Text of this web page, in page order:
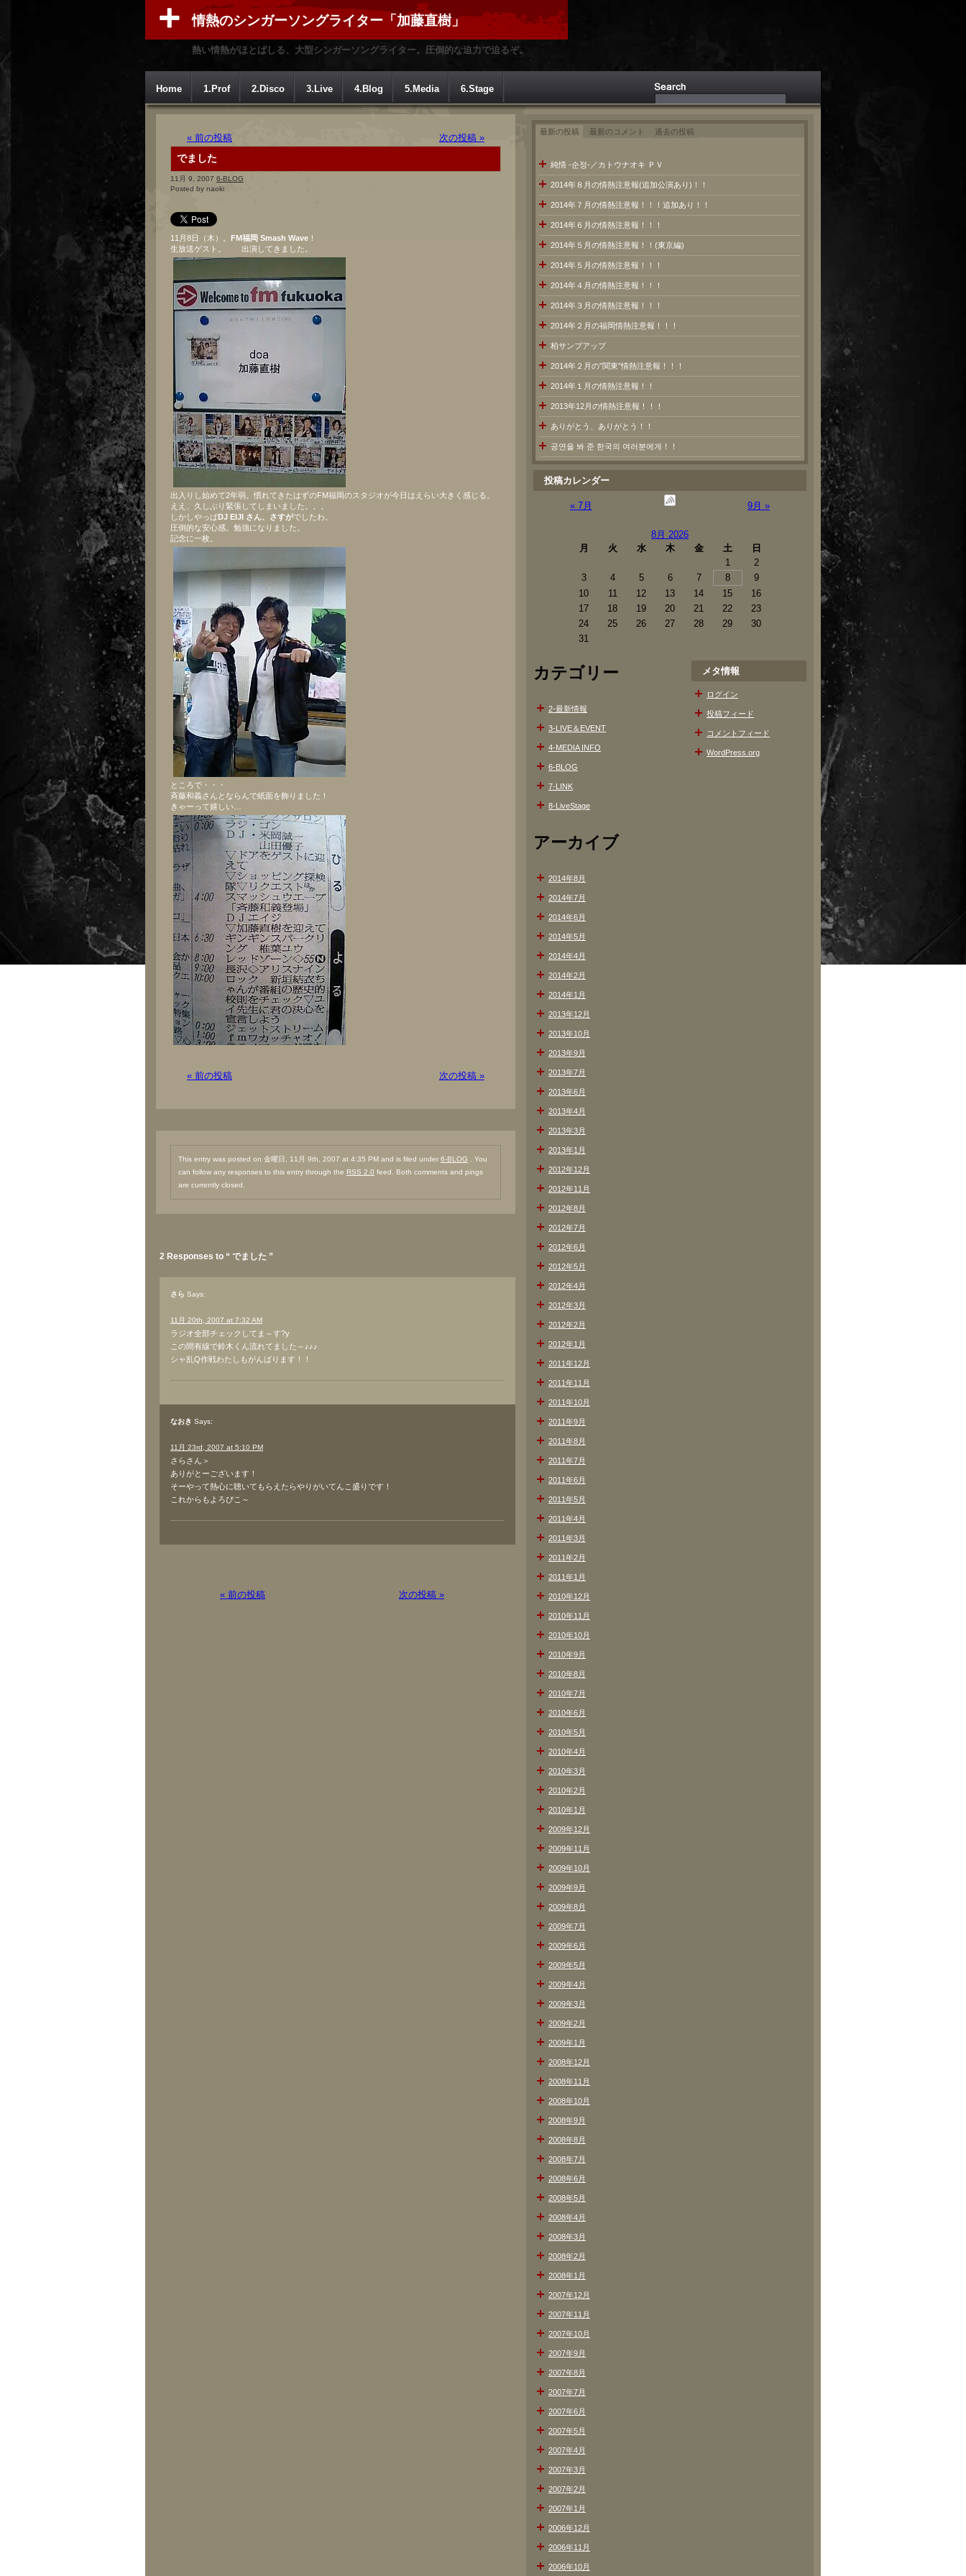
情熱のシンガーソングライター「加藤直樹」
熱い情熱がほとばしる、大型シンガーソングライター。圧倒的な迫力で迫るぞ。
Home 1.Prof 2.Disco 3.Live 4.Blog 5.Media 6.Stage
« 前の投稿 次の投稿 »
でました
11月 9, 2007 6-BLOG
Posted by naoki
11月8日（木）。 FM福岡 Smash Wave ！
生放送ゲスト。 出演してきました。
出入りし始めて2年弱。慣れてきたはずのFM福岡のスタジオが今日はえらい大きく感じる。
ええ、久しぶり緊張してしまいました。。。
しかしやっぱDJ EIJI さん、さすがでしたわ。
圧倒的な安心感。勉強になりました。
記念に一枚。
ところで・・・
斉藤和義さんとならんで紙面を飾りました！
きゃーって嬉しい…
« 前の投稿 次の投稿 »
This entry was posted on 金曜日, 11月 9th, 2007 at 4:35 PM and is filed under 6-BLOG . You
can follow any responses to this entry through the RSS 2.0 feed. Both comments and pings
are currently closed.
2 Responses to “ でました ”
さら Says:
11月 20th, 2007 at 7:32 AM
ラジオ全部チェックしてま～す?y
この間有線で鈴木くん流れてました～♪♪♪
シャ乱Q作戦わたしもがんばります！！
なおき Says:
11月 23rd, 2007 at 5:10 PM
さらさん＞
ありがとーございます！
そーやって熱心に聴いてもらえたらやりがいてんこ盛りです！
これからもよろぴこ～
« 前の投稿 次の投稿 »
最新の投稿 最新のコメント 過去の投稿
純情 -순정-／カトウナオキ ＰＶ
2014年８月の情熱注意報(追加公演あり)！！
2014年７月の情熱注意報！！！追加あり！！
2014年６月の情熱注意報！！！
2014年５月の情熱注意報！！(東京編)
2014年５月の情熱注意報！！！
2014年４月の情熱注意報！！！
2014年３月の情熱注意報！！！
2014年２月の福岡情熱注意報！！！
柏サンブアップ
2014年２月の”関東”情熱注意報！！！
2014年１月の情熱注意報！！
2013年12月の情熱注意報！！！
ありがとう、ありがとう！！
공연을 봐 준 한국의 여러분에게！！
投稿カレンダー
« 7月 9月 »
8月 2026
月
火 水 木 金 土
日
1
2
3
4 5 6 7 8
9
10
11 12 13 14 15
16
17
18 19 20 21 22
23
24
25 26 27 28 29
30
31
カテゴリー
2-最新情報
3-LIVE＆EVENT
4-MEDIA INFO
6-BLOG
7-LINK
8-LiveStage
アーカイブ
2014年8月
2014年7月
2014年6月
2014年5月
2014年4月
2014年2月
2014年1月
2013年12月
2013年10月
2013年9月
2013年7月
2013年6月
2013年4月
2013年3月
2013年1月
2012年12月
2012年11月
2012年8月
2012年7月
2012年6月
2012年5月
2012年4月
2012年3月
2012年2月
2012年1月
2011年12月
2011年11月
2011年10月
2011年9月
2011年8月
2011年7月
2011年6月
2011年5月
2011年4月
2011年3月
2011年2月
2011年1月
2010年12月
2010年11月
2010年10月
2010年9月
2010年8月
2010年7月
2010年6月
2010年5月
2010年4月
2010年3月
2010年2月
2010年1月
2009年12月
2009年11月
2009年10月
2009年9月
2009年8月
2009年7月
2009年6月
2009年5月
2009年4月
2009年3月
2009年2月
2009年1月
2008年12月
2008年11月
2008年10月
2008年9月
2008年8月
2008年7月
2008年6月
2008年5月
2008年4月
2008年3月
2008年2月
2008年1月
2007年12月
2007年11月
2007年10月
2007年9月
2007年8月
2007年7月
2007年6月
2007年5月
2007年4月
2007年3月
2007年2月
2007年1月
2006年12月
2006年11月
2006年10月
メタ情報
ログイン
投稿フィード
コメントフィード
WordPress.org